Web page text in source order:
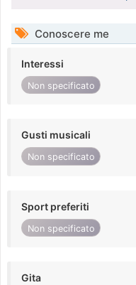
Conoscere me
Interessi
Non specificato
Gusti musicali
Non specificato
Sport preferiti
Non specificato
Gita